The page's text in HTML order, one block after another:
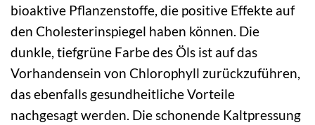
bioaktive Pflanzenstoffe, die positive Effekte auf
den Cholesterinspiegel haben können. Die
dunkle, tiefgrüne Farbe des Öls ist auf das
Vorhandensein von Chlorophyll zurückzuführen,
das ebenfalls gesundheitliche Vorteile
nachgesagt werden. Die schonende Kaltpressung